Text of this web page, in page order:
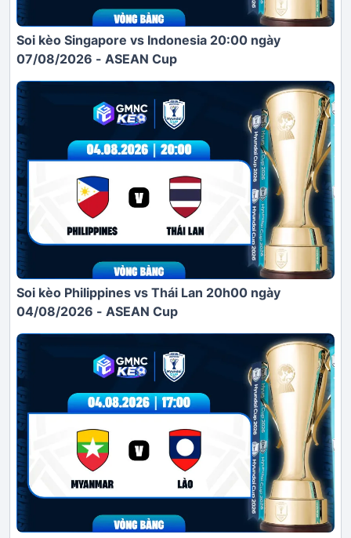
Soi kèo Singapore vs Indonesia 20:00 ngày
07/08/2026 - ASEAN Cup
Soi kèo Philippines vs Thái Lan 20h00 ngày
04/08/2026 - ASEAN Cup